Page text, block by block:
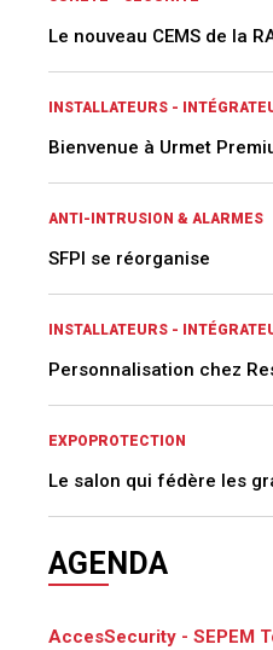
Le nouveau CEMS de la
INSTALLATEURS -
Bienvenue à Urmet
ANTI-INTRUSION & ALARMES
SFPI se réorganise
INSTALLATEURS -
Personnalisation chez
EXPOPROTECTION
Le salon qui fédère les
AGENDA
AccesSecurity - SEPEM